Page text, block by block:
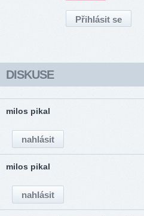
DISKUSE
milos pikal
nahlásit
milos pikal
nahlásit